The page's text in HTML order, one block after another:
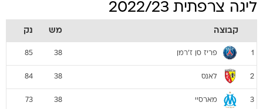
ליגה צרפתית 2022/23
קבוצה מש נק
1 פריז סן ז'רמן 38
85
2 לאנס 38
84
3 מארסיי 38
73